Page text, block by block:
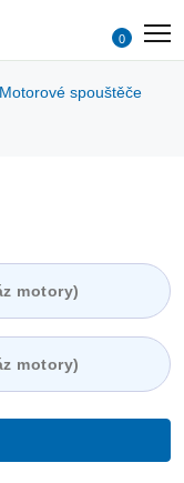
0
Motorové spouštěče
motory)
motory)